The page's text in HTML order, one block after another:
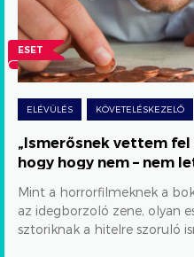
hitelt,
ami
–
hogy
hogy
nem
nem
lett
ESET
ELÉVÜLÉS KÖVETELÉSKEZELŐ
„Ismerősnek vettem
hogy hogy nem – nem
Mint a horrorfilmeknek a
az idegborzoló zene, olyan
sztoriknak a hitelre szoruló